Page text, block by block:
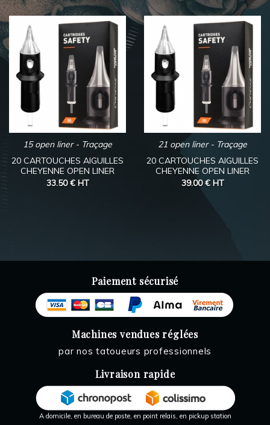
15 open liner - Traçage
20 CARTOUCHES AIGUILLES
CHEYENNE OPEN LINER
33.50 € HT
21 open liner - Traçage
20 CARTOUCHES AIGUILLES
CHEYENNE OPEN LINER
39.00 € HT
Paiement sécurisé
Machines vendues réglées
par nos tatoueurs professionnels
Livraison rapide
A domicile, en bureau de poste, en point relais, en pickup station